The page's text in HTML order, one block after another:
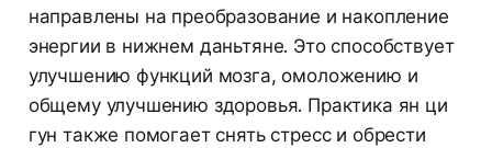
направлены на преобразование и накопление
энергии в нижнем даньтяне. Это способствует
улучшению функций мозга, омоложению и
общему улучшению здоровья. Практика ян ци
гун также помогает снять стресс и обрести